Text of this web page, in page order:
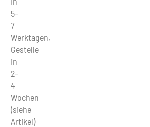
5–
7
Werktagen,
Gestelle
in
2–
4
Wochen
(siehe
Artikel)